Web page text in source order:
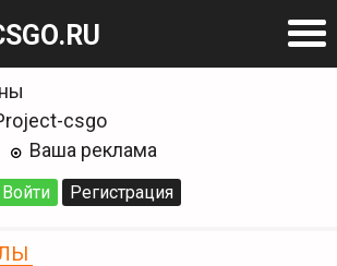
csgo
Ваша реклама
Войти Регистрация